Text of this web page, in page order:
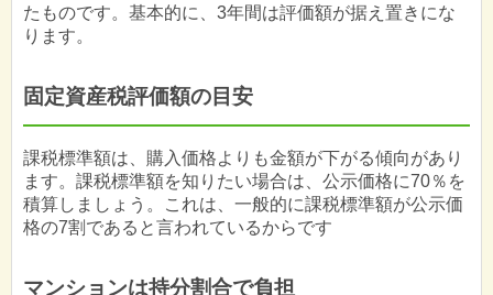
たものです。基本的に、3年間は評価額が据え置きにな
ります。
固定資産税評価額の目安
課税標準額は、購入価格よりも金額が下がる傾向があり
ます。課税標準額を知りたい場合は、公示価格に70％を
積算しましょう。これは、一般的に課税標準額が公示価
格の7割であると言われているからです
マンションは持分割合で負担